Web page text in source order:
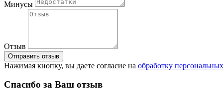
Минусы
Отзыв
Отправить отзыв
Нажимая кнопку, вы даете согласие на обработку
Спасибо за Ваш отзыв